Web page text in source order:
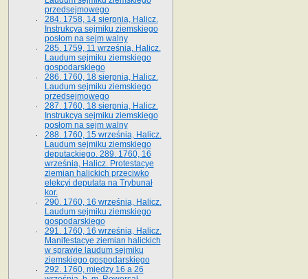
przedsejmowego
284. 1758, 14 sierpnia, Halicz.
Instrukcya sejmiku ziemskiego
posłom na sejm walny
285. 1759, 11 września, Halicz.
Laudum sejmiku ziemskiego
gospodarskiego
286. 1760, 18 sierpnia, Halicz.
Laudum sejmiku ziemskiego
przedsejmowego
287. 1760, 18 sierpnia, Halicz.
Instrukcya sejmiku ziemskiego
posłom na sejm walny
288. 1760, 15 września, Halicz.
Laudum sejmiku ziemskiego
deputackiego. 289. 1760, 16
września, Halicz. Protestacye
ziemian halickich przeciwko
elekcyi deputata na Trybunał
kor.
290. 1760, 16 września, Halicz.
Laudum sejmiku ziemskiego
gospodarskiego
291. 1760, 16 września, Halicz.
Manifestacye ziemian halickich
w sprawie laudum sejmiku
ziemskiego gospodarskiego
292. 1760, między 16 a 26